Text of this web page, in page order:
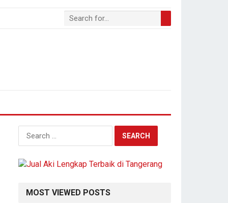
r
MOST VIEWED POSTS